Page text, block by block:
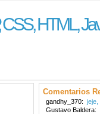
CSS, HTML,
Comentarios
gandhy_370: jeje,
Gustavo Baldera: